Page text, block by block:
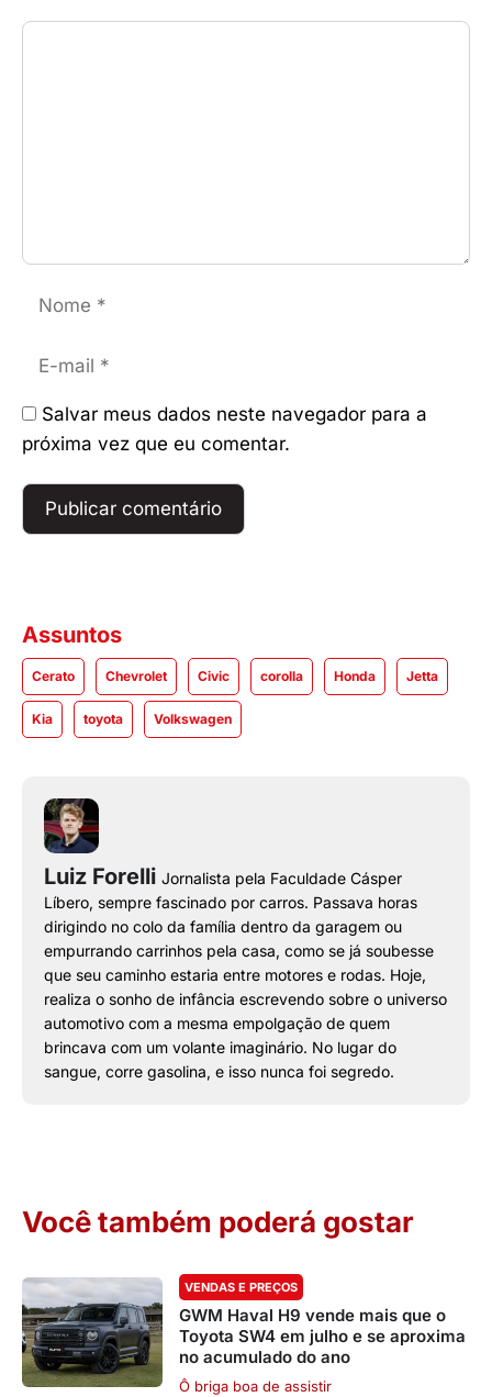
Comentário
mail
Salvar meus dados neste navegador para a
próxima vez que eu comentar.
Assuntos
Cerato Chevrolet Civic corolla Honda Jetta
Kia toyota Volkswagen
Luiz Forelli Jornalista pela Faculdade Cásper
Líbero, sempre fascinado por carros. Passava horas
dirigindo no colo da família dentro da garagem ou
empurrando carrinhos pela casa, como se já soubesse
que seu caminho estaria entre motores e rodas. Hoje,
realiza o sonho de infância escrevendo sobre o universo
automotivo com a mesma empolgação de quem
brincava com um volante imaginário. No lugar do
sangue, corre gasolina, e isso nunca foi segredo.
Você também poderá gostar
VENDAS E PREÇOS
GWM Haval H9 vende mais que o
Toyota SW4 em julho e se aproxima
no acumulado do ano
Ô briga boa de assistir